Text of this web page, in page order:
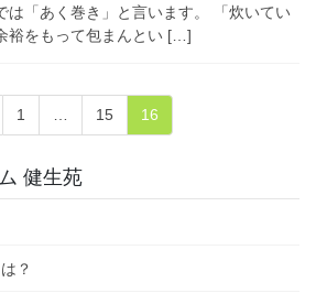
は「あく巻き」と言います。 「炊いてい
裕をもって包まんとい […]
固
定
ペ
ー
1 …
固
定
15
固
定
16
健生苑
？